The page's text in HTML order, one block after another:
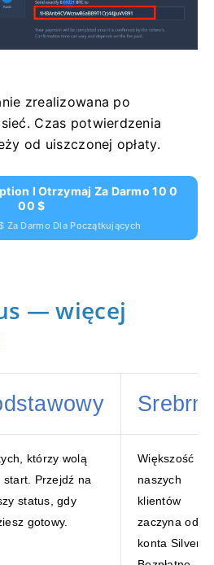
zrealizowana po
Czas potwierdzenia
od uiszczonej opłaty.
I Otrzymaj Za Darmo 10 0
00 $
Za Darmo Dla Początkujących
— więcej
którzy wolą
start. Przejdź na
status, gdy
gotowy.
Większość
naszych
klientów
zaczyna od
konta Silver.